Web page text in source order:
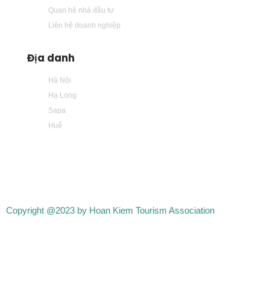
Quan hệ nhà đầu tư
Liên hệ doanh nghiệp
Địa danh
Hà Nội
Hạ Long
Sapa
Huế
Copyright @2023 by Hoan Kiem Tourism Association